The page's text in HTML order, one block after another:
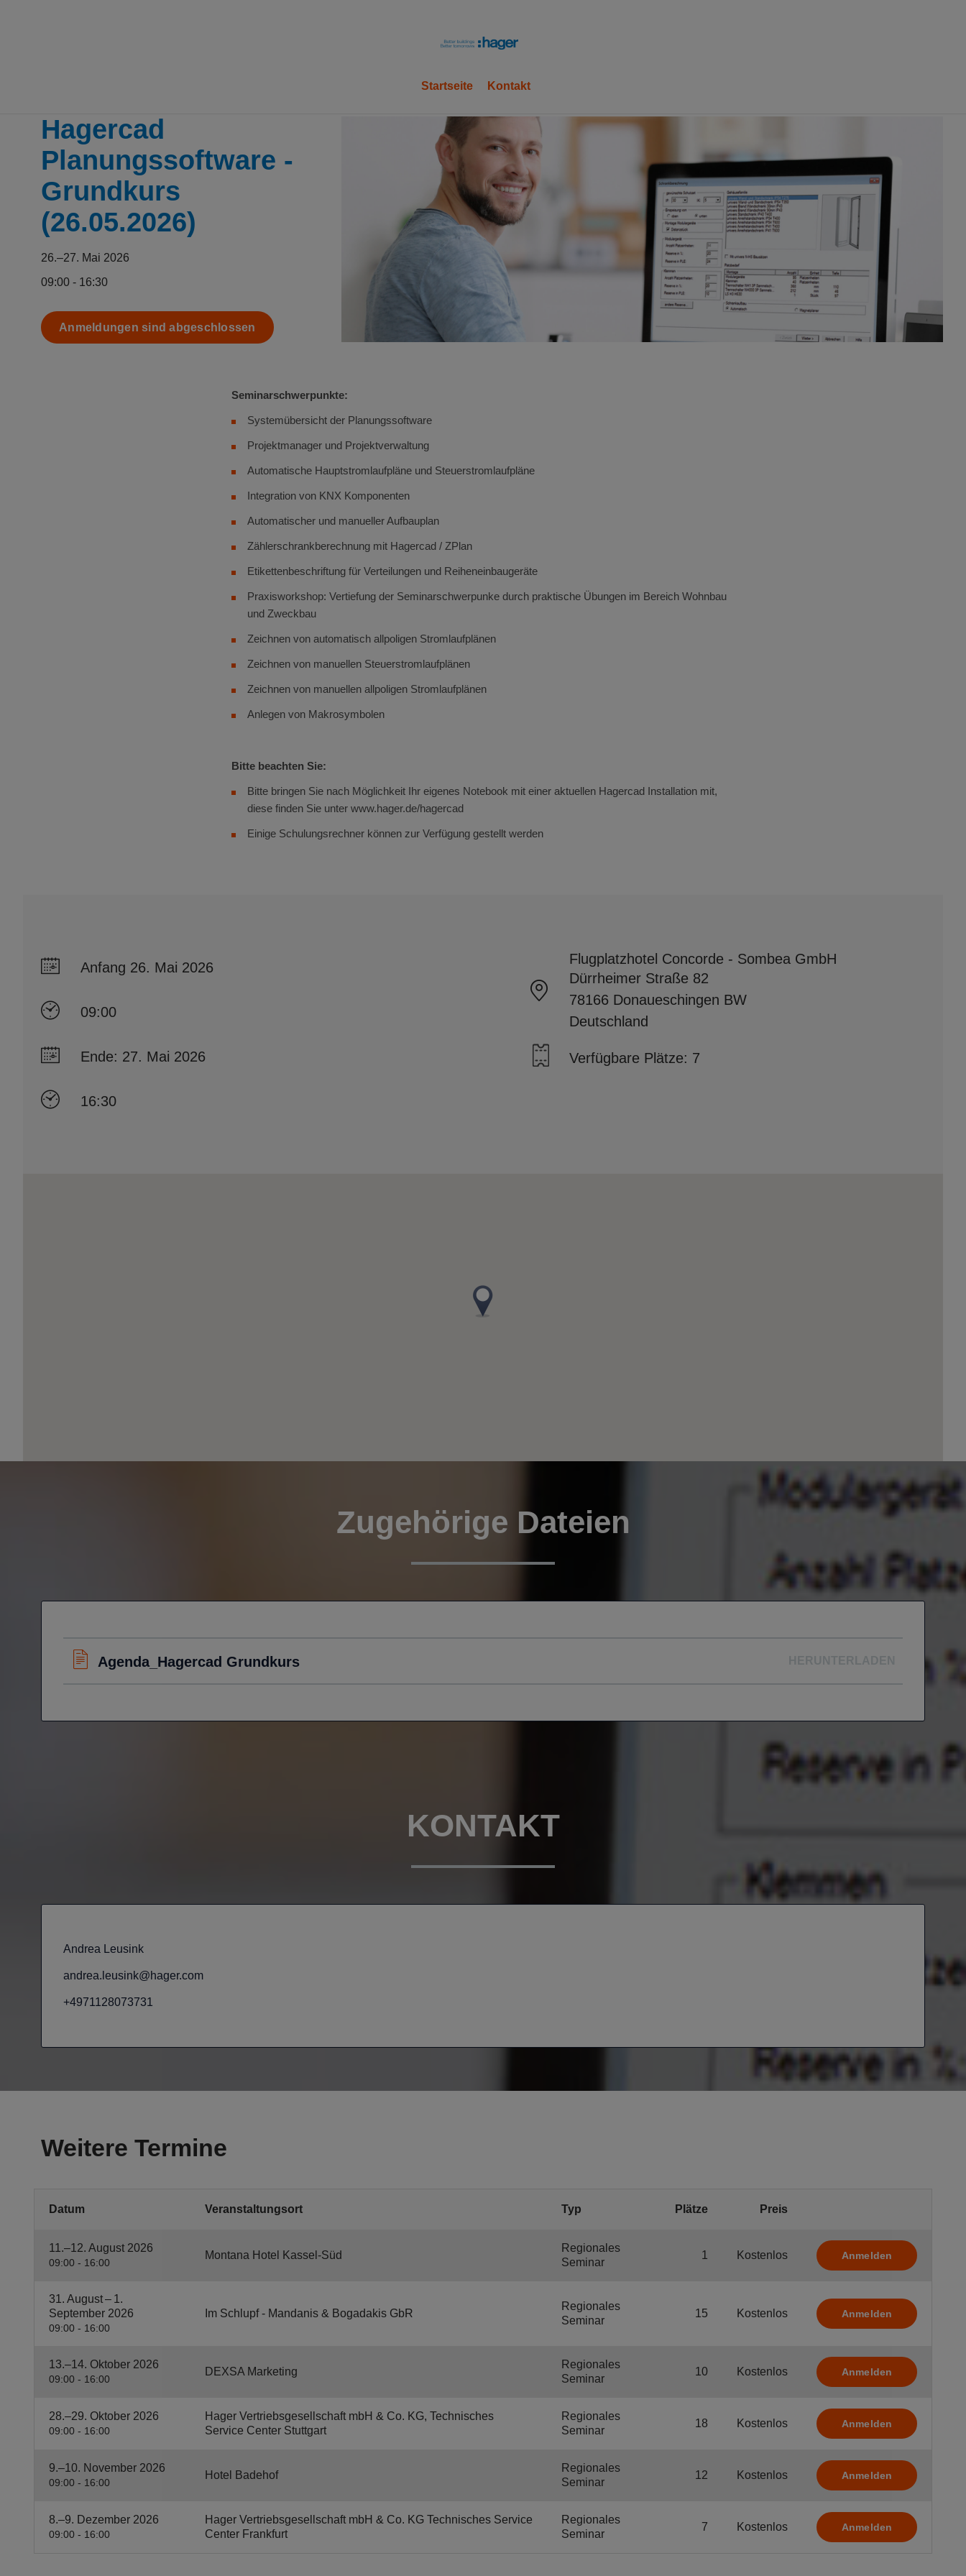
hager
Startseite Kontakt
Hagercad
Planungssoftware -
Grundkurs
(26.05.2026)
26.–27. Mai 2026
09:00 - 16:30
Anmeldungen sind abgeschlossen
Seminarschwerpunkte:
Systemübersicht der Planungssoftware
Projektmanager und Projektverwaltung
Automatische Hauptstromlaufpläne und Steuerstromlaufpläne
Integration von KNX Komponenten
Automatischer und manueller Aufbauplan
Zählerschrankberechnung mit Hagercad / ZPlan
Etikettenbeschriftung für Verteilungen und Reiheneinbaugeräte
Praxisworkshop: Vertiefung der Seminarschwerpunke durch praktische Übungen im Bereich Wohnbau
und Zweckbau
Zeichnen von automatisch allpoligen Stromlaufplänen
Zeichnen von manuellen Steuerstromlaufplänen
Zeichnen von manuellen allpoligen Stromlaufplänen
Anlegen von Makrosymbolen
Bitte beachten Sie:
Bitte bringen Sie nach Möglichkeit Ihr eigenes Notebook mit einer aktuellen Hagercad Installation mit,
diese finden Sie unter www.hager.de/hagercad
Einige Schulungsrechner können zur Verfügung gestellt werden
Anfang 26. Mai 2026
09:00
Ende: 27. Mai 2026
16:30
Flugplatzhotel Concorde - Sombea GmbH
Dürrheimer Straße 82
78166 Donaueschingen BW
Deutschland
Verfügbare Plätze: 7
Zugehörige Dateien
Agenda_Hagercad Grundkurs HERUNTERLADEN
KONTAKT
Andrea Leusink
andrea.leusink@hager.com
+4971128073731
Weitere Termine
Datum Veranstaltungsort Typ Plätze Preis
11.–12. August 2026
09:00 - 16:00
Montana Hotel Kassel-Süd
Regionales
Seminar
1 Kostenlos Anmelden
31. August – 1.
September 2026
09:00 - 16:00
Im Schlupf - Mandanis & Bogadakis GbR
Regionales
Seminar
15 Kostenlos Anmelden
13.–14. Oktober 2026
09:00 - 16:00
DEXSA Marketing
Regionales
Seminar
10 Kostenlos Anmelden
28.–29. Oktober 2026
09:00 - 16:00
Hager Vertriebsgesellschaft mbH & Co. KG, Technisches
Service Center Stuttgart
Regionales
Seminar
18 Kostenlos Anmelden
9.–10. November 2026
09:00 - 16:00
Hotel Badehof
Regionales
Seminar
12 Kostenlos Anmelden
8.–9. Dezember 2026
09:00 - 16:00
Hager Vertriebsgesellschaft mbH & Co. KG Technisches Service
Center Frankfurt
Regionales
Seminar
7 Kostenlos Anmelden